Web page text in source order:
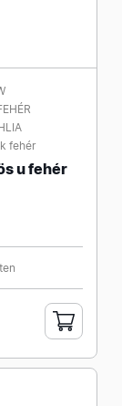
fehér
u fehér